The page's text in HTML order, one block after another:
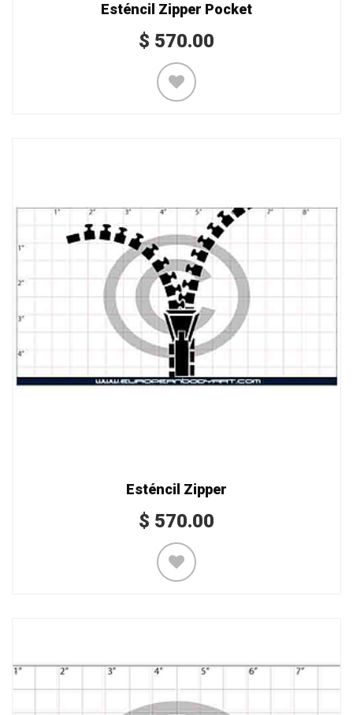
Esténcil Zipper Pocket
$ 570.00
Esténcil Zipper
$ 570.00